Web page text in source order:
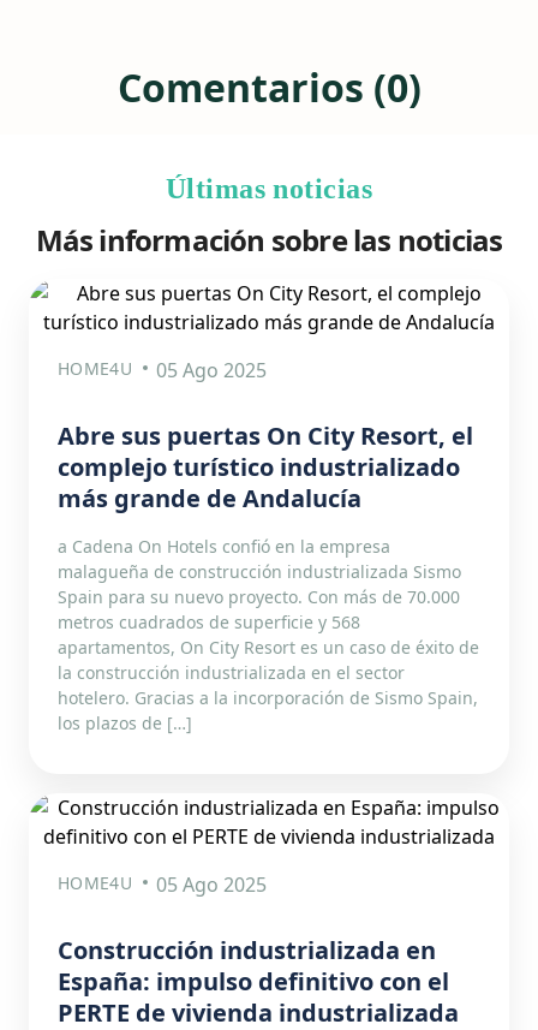
Comentarios (0)
Últimas noticias
Más información sobre las noticias
HOME4U 05 Ago 2025
Abre sus puertas On City Resort, el
complejo turístico industrializado
más grande de Andalucía
a Cadena On Hotels confió en la empresa
malagueña de construcción industrializada Sismo
Spain para su nuevo proyecto. Con más de 70.000
metros cuadrados de superficie y 568
apartamentos, On City Resort es un caso de éxito de
la construcción industrializada en el sector
hotelero. Gracias a la incorporación de Sismo Spain,
los plazos de […]
HOME4U 05 Ago 2025
Construcción industrializada en
España: impulso definitivo con el
PERTE de vivienda industrializada